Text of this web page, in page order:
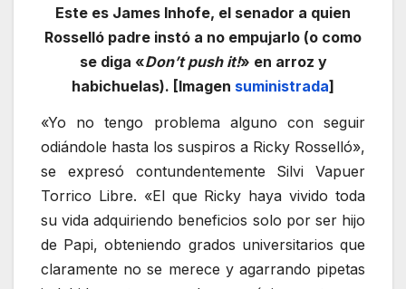
Este es James Inhofe, el senador a quien
Rosselló padre instó a no empujarlo (o como
se diga «Don’t push it!» en arroz y
habichuelas). [Imagen suministrada]
«Yo no tengo problema alguno con seguir
odiándole hasta los suspiros a Ricky Rosselló»,
se expresó contundentemente Silvi Vapuer
Torrico Libre. «El que Ricky haya vivido toda
su vida adquiriendo beneficios solo por ser hijo
de Papi, obteniendo grados universitarios que
claramente no se merece y agarrando pipetas